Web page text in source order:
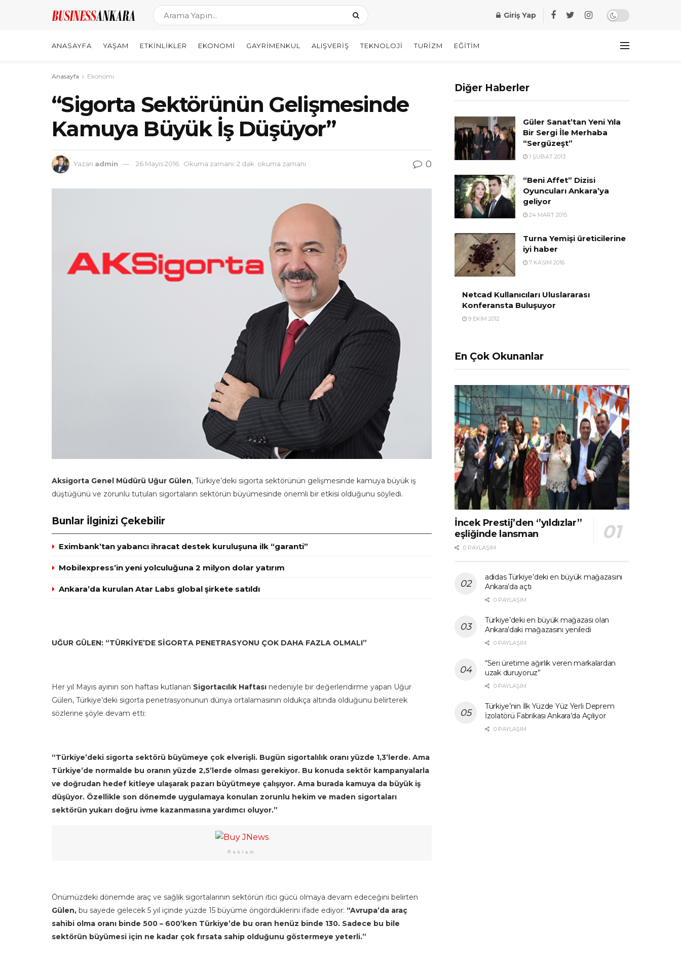
Giriş Yap
ANASAYFA YAŞAM ETKINLIKLER EKONOMI GAYRIMENKUL ALIŞVERIŞ TEKNOLOJI TURIZM EĞITIM
Anasayfa Ekonomi
“Sigorta Sektörünün Gelişmesinde
Kamuya Büyük İş Düşüyor”
Yazan admin 26 Mayıs 2016 Okuma zamanı: 2 dak. okuma zamanı 0
Aksigorta Genel Müdürü Uğur Gülen, Türkiye’deki sigorta sektörünün gelişmesinde kamuya büyük iş
düştüğünü ve zorunlu tutulan sigortaların sektörün büyümesinde önemli bir etkisi olduğunu söyledi.
Bunlar İlginizi Çekebilir
Eximbank’tan yabancı ihracat destek kuruluşuna ilk “garanti”
Mobilexpress’in yeni yolculuğuna 2 milyon dolar yatırım
Ankara’da kurulan Atar Labs global şirkete satıldı
UĞUR GÜLEN: “TÜRKİYE’DE SİGORTA PENETRASYONU ÇOK DAHA FAZLA OLMALI”
Her yıl Mayıs ayının son haftası kutlanan Sigortacılık Haftası nedeniyle bir değerlendirme yapan Uğur
Gülen, Türkiye’deki sigorta penetrasyonunun dünya ortalamasının oldukça altında olduğunu belirterek
sözlerine şöyle devam etti:
“Türkiye’deki sigorta sektörü büyümeye çok elverişli. Bugün sigortalılık oranı yüzde 1,3’lerde. Ama
Türkiye’de normalde bu oranın yüzde 2,5’lerde olması gerekiyor. Bu konuda sektör kampanyalarla
ve doğrudan hedef kitleye ulaşarak pazarı büyütmeye çalışıyor. Ama burada kamuya da büyük iş
düşüyor. Özellikle son dönemde uygulamaya konulan zorunlu hekim ve maden sigortaları
sektörün yukarı doğru ivme kazanmasına yardımcı oluyor.”
Reklam
Önümüzdeki dönemde araç ve sağlık sigortalarının sektörün itici gücü olmaya devam edeceğini belirten
Gülen, bu sayede gelecek 5 yıl içinde yüzde 15 büyüme öngördüklerini ifade ediyor: “Avrupa’da araç
sahibi olma oranı binde 500 – 600’ken Türkiye’de bu oran henüz binde 130. Sadece bu bile
sektörün büyümesi için ne kadar çok fırsata sahip olduğunu göstermeye yeterli.”
Diğer Haberler
Güler Sanat’tan Yeni Yıla
Bir Sergi İle Merhaba
“Sergüzeşt”
1 ŞUBAT 2013
“Beni Affet” Dizisi
Oyuncuları Ankara’ya
geliyor
24 MART 2015
Turna Yemişi üreticilerine
iyi haber
7 KASIM 2016
Netcad Kullanıcıları Uluslararası
Konferansta Buluşuyor
9 EKIM 2012
En Çok Okunanlar
İncek Prestij’den ‘’yıldızlar’’
eşliğinde lansman
0 PAYLAŞIM
adidas Türkiye’deki en büyük mağazasını
Ankara’da açtı
0 PAYLAŞIM
Türkiye’deki en büyük mağazası olan
Ankara’daki mağazasını yeniledi
0 PAYLAŞIM
“Seri üretime ağırlık veren markalardan
uzak duruyoruz”
0 PAYLAŞIM
Türkiye’nin İlk Yüzde Yüz Yerli Deprem
İzolatörü Fabrikası Ankara’da Açılıyor
0 PAYLAŞIM